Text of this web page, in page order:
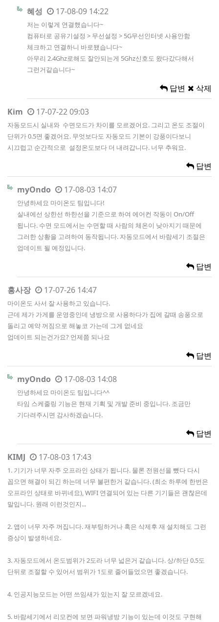
혜성 17-08-09 14:22
저는 이렇게 연결했습니다~
컴퓨터로 공유기설정 > 무선설정 > 5G무선인터넷 사용안함
체크하고 연결하니 바로됐습니다~
아무리 2.4Ghz로해도 잘안되는게 5Ghz신호도 왔다갔다해서
그런거같습니다~
답변 삭제
Kim 17-07-22 09:03
자동모드시 실내와 수면모드가 차이를 모르겠어요. 그리고 온도 조절이
단위가 0.5면 좋겠어요. 무엇보다도 자동모드 기본이 강풍이다보니
시끄럽고 순간적으로 설정온도보다 더 내려갑니다. 너무 추워요.
답변
myOndo 17-08-03 14:07
안녕하세요 마이온도 팀입니다!
실내에선 상한선 하한선을 기준으로 하여 에어컨 작동이 On/Off
됩니다. 수면 모드에서는 수면할 때 사람의 체온이 낮아지기 때문에
그러한 상황을 고려하여 동작됩니다. 자동모드에서 바람세기 조절은
업데이트 될 예정입니다.
답변
홍사장 17-07-26 14:47
마이온도 사서 잘 사용하고 있습니다.
근데 제가 가게를 운영중인데 냉방으로 사용하다가 집에 갈때 송풍으로
돌리고 예약 꺼짐으로 해놓코 가는데 그게 없네요
업데이트 되는건가요? 언제쯤 되나요
답변
myOndo 17-08-03 14:08
안녕하세요 마이온도 팀입니다^^
타임 스케줄링 기능은 현재 기획 및 개발 준비 중입니다. 조금만
기다려주시면 감사하겠습니다.
답변
KIMJ 17-08-03 17:43
1. 기기가 너무 자주 오프라인 상태가 됩니다. 물론 전원선을 뺐다 다시
꼽으면 해결이 되긴 하는데 너무 불편한거 같습니다. (최소 하루에 한번은
오프라인 상태로 바뀌네요), WIFI 연결되어 있는 다른 기기들은 괜찮은데
말입니다. 원래 이런것인지...
2. 앱이 너무 자주 꺼집니다. 재부팅하거나 혹은 삭제후 재 설치해도 그런
증상이 발생하네요.
3. 자동모드에서 온도범위가 2도라 너무 넓은거 같습니다. 상/하단 0.5도
단뒤로 조절할 수 있어서 범위가 1도로 줄어들었으면 좋겠습니다.
4. 인공지능모드는 어떤 쓰임새가 있는지 잘 모르겠네요.
5. 바람세기에서 리모컨에 보면 파워냉방 기능이 있는데 이것도 구현해